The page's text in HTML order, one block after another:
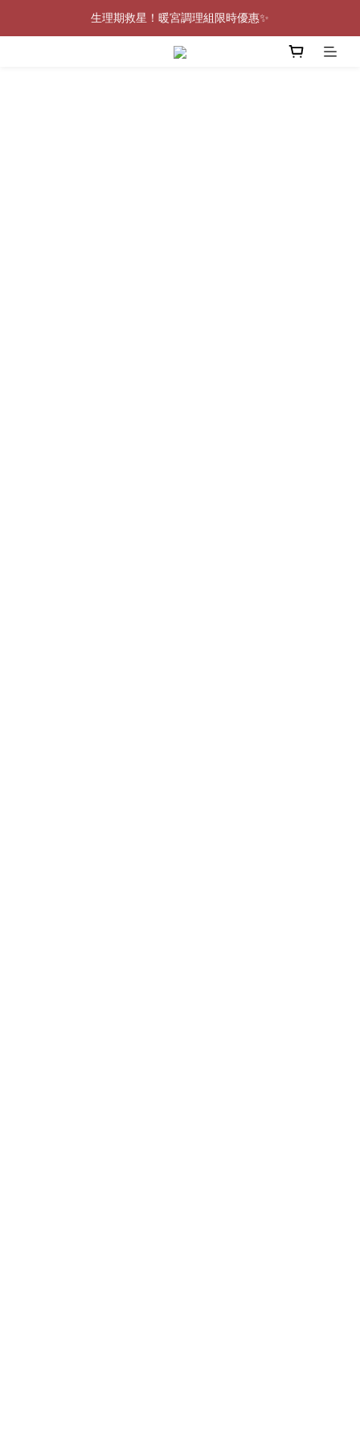
0805-0808指定商品滿$2000結帳88折💖
生理期救星！暖宮調理組限時優惠✨
0805-0808指定商品滿$2000結帳88折💖